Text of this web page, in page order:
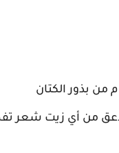
من أي زيت شعر